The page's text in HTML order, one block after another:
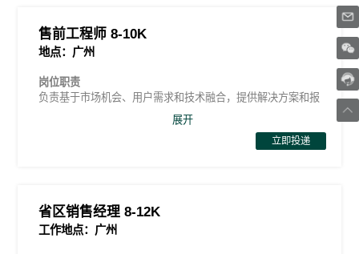
售前工程师 8-10K
地点：广州
岗位职责
负责基于市场机会、用户需求和技术融合，提供解决方案和报
价、招投标把控、解决方案推荐、配合销售跟进客户服务等主
要工作。产品研发方向、解决方案、改善用户体验等输出，推
动新产品从0-1的研发到生产，1-10的方案到销售，通过方案和
1、负责配合销售跟进客户旅程，包括提供方案推荐、可研报
告、设计报价、讲标、参观接待、招投标编制、现场踏勘等主
要工作；
展开
立即投递
省区销售经理 8-12K
工作地点：广州